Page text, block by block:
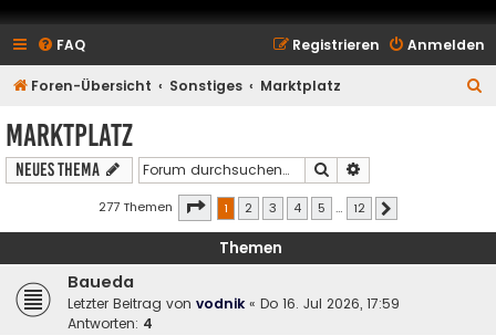
FAQ Anmelden
Registrieren
Foren-Übersicht Sonstiges Marktplatz
Marktplatz
Neues Thema Suche
277 Themen Seite von12
1 2 3 4 5 … 12
Themen
Baueda
Letzter Beitrag von vodnik « Do 16. Jul 2026, 17:59
Antworten: 4